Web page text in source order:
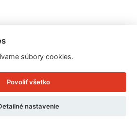
súbory cookies.
Povoliť všetko
nastavenie